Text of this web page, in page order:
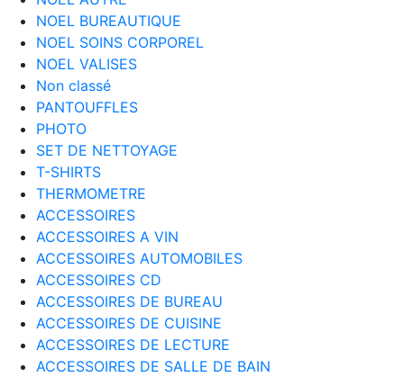
NOEL BUREAUTIQUE
NOEL SOINS CORPOREL
NOEL VALISES
Non classé
PANTOUFFLES
PHOTO
SET DE NETTOYAGE
T-SHIRTS
THERMOMETRE
ACCESSOIRES
ACCESSOIRES A VIN
ACCESSOIRES AUTOMOBILES
ACCESSOIRES CD
ACCESSOIRES DE BUREAU
ACCESSOIRES DE CUISINE
ACCESSOIRES DE LECTURE
ACCESSOIRES DE SALLE DE BAIN